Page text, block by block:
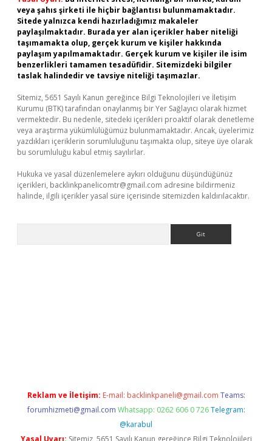
veya şahıs şirketi ile hiçbir bağlantısı bulunmamaktadır.
Sitede yalnızca kendi hazırladığımız makaleler
paylaşılmaktadır. Burada yer alan içerikler haber niteliği
taşımamakta olup, gerçek kurum ve kişiler hakkında
paylaşım yapılmamaktadır. Gerçek kurum ve kişiler ile isim
benzerlikleri tamamen tesadüfidir. Sitemizdeki bilgiler
taslak halindedir ve tavsiye niteliği taşımazlar.
Sitemiz, 5651 Sayılı Kanun gereğince Bilgi Teknolojileri ve İletişim
Kurumu (BTK) tarafından onaylanmış bir Yer Sağlayıcı olarak hizmet
vermektedir. Bu nedenle, sitedeki içerikleri proaktif olarak denetleme
veya araştırma yükümlülüğümüz bulunmamaktadır. Ancak, üyelerimiz
yazdıkları içeriklerin sorumluluğunu taşımakta olup, siteye üye olarak
bu sorumluluğu kabul etmiş sayılırlar.
Hukuka ve yasal düzenlemelere aykırı olduğunu düşündüğünüz
içerikleri, backlinkpanelicomtr@gmail.com adresine bildirmeniz
halinde, ilgili içerikler yasal süre içerisinde sitemizden kaldırılacaktır.
Reklam ve İletişim: E-mail: backlinkpaneli@gmail.com Teams:
forumhizmeti@gmail.com Whatsapp: 0262 606 0 726 Telegram:
@karabul
Yasal Uyarı: Sitemiz, 5651 Sayılı Kanun gereğince Bilgi Teknolojileri